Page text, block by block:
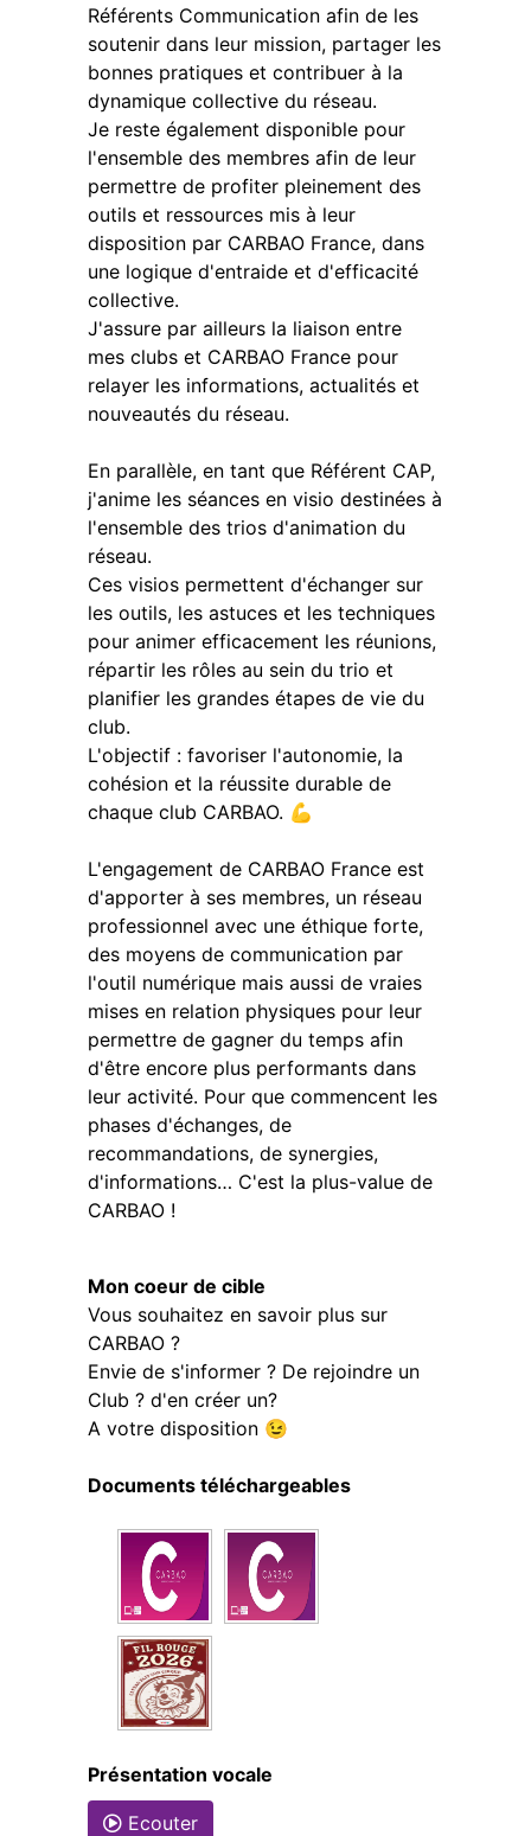
Référents Communication afin de les
soutenir dans leur mission, partager les
bonnes pratiques et contribuer à la
dynamique collective du réseau.
Je reste également disponible pour
l'ensemble des membres afin de leur
permettre de profiter pleinement des
outils et ressources mis à leur
disposition par CARBAO France, dans
une logique d'entraide et d'efficacité
collective.
J'assure par ailleurs la liaison entre
mes clubs et CARBAO France pour
relayer les informations, actualités et
nouveautés du réseau.
En parallèle, en tant que Référent CAP,
j'anime les séances en visio destinées à
l'ensemble des trios d'animation du
réseau.
Ces visios permettent d'échanger sur
les outils, les astuces et les techniques
pour animer efficacement les réunions,
répartir les rôles au sein du trio et
planifier les grandes étapes de vie du
club.
L'objectif : favoriser l'autonomie, la
cohésion et la réussite durable de
chaque club CARBAO. 💪
L'engagement de CARBAO France est
d'apporter à ses membres, un réseau
professionnel avec une éthique forte,
des moyens de communication par
l'outil numérique mais aussi de vraies
mises en relation physiques pour leur
permettre de gagner du temps afin
d'être encore plus performants dans
leur activité. Pour que commencent les
phases d'échanges, de
recommandations, de synergies,
d'informations… C'est la plus-value de
CARBAO !
Mon coeur de cible
Vous souhaitez en savoir plus sur
CARBAO ?
Envie de s'informer ? De rejoindre un
Club ? d'en créer un?
A votre disposition 😉
Documents téléchargeables
Présentation vocale
Ecouter